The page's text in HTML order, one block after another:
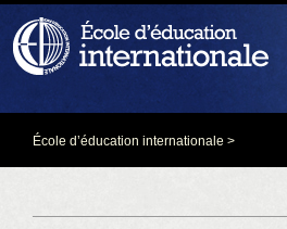
École d’éducation internationale >